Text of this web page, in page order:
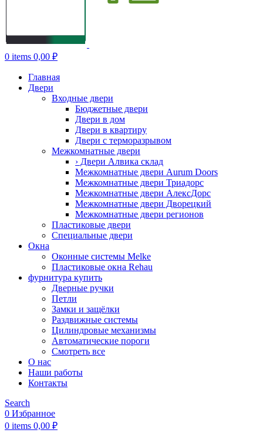
0 items 0,00 ₽
Главная
Двери
Входные двери
Бюджетные двери
Двери в дом
Двери в квартиру
Двери с терморазрывом
Межкомнатные двери
› Двери Алвика склад
Межкомнатные двери Aurum Doors
Межкомнатные двери Триадорс
Межкомнатные двери АлексДорс
Межкомнатные двери Дворецкий
Межкомнатные двери регионов
Пластиковые двери
Специальные двери
Окна
Оконные системы Melke
Пластиковые окна Rehau
фурнитура купить
Дверные ручки
Петли
Замки и защёлки
Раздвижные системы
Цилиндровые механизмы
Автоматические пороги
Смотреть все
О нас
Наши работы
Контакты
Search
0 Избранное
0 items 0,00 ₽